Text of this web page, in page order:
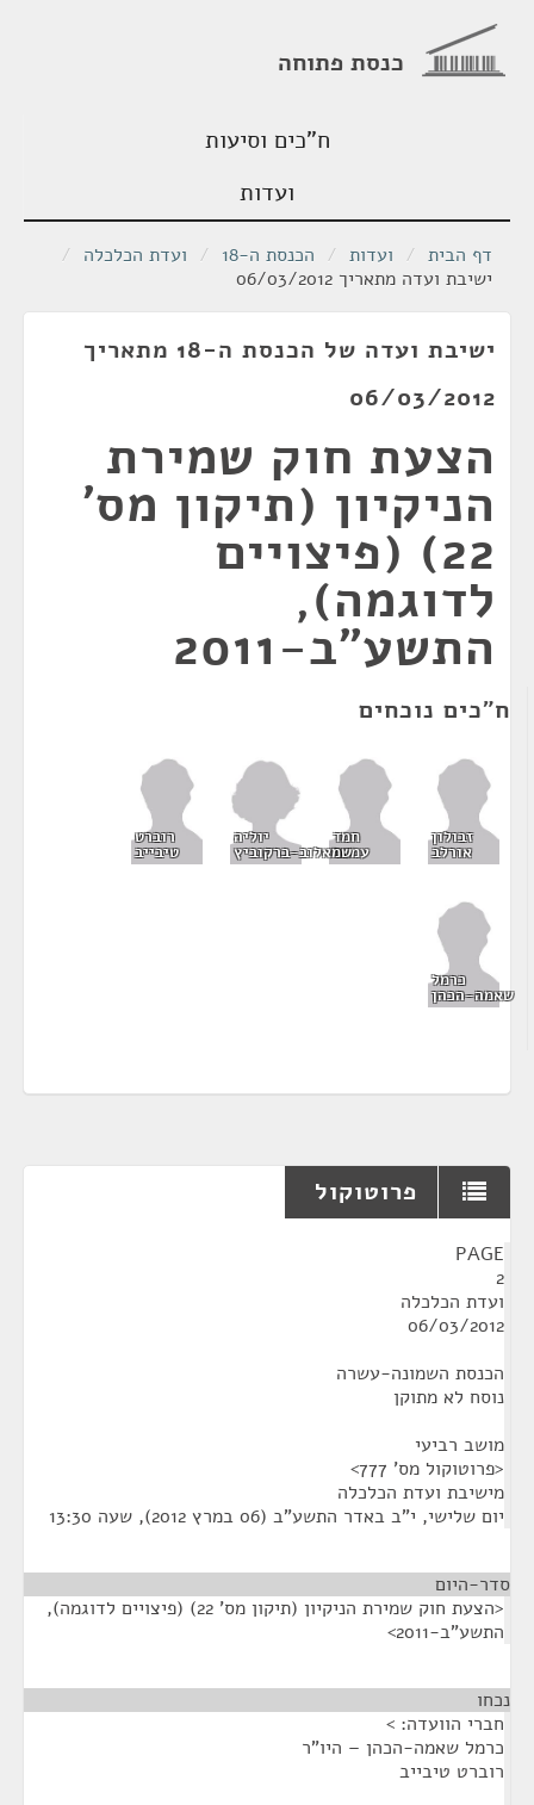
כנסת פתוחה
ח"כים וסיעות
ועדות
דף הבית / ועדות / הכנסת ה-18 / ועדת הכלכלה /
ישיבת ועדה מתאריך 06/03/2012
ישיבת ועדה של הכנסת ה-18 מתאריך
06/03/2012
הצעת חוק שמירת
הניקיון (תיקון מס'
22) (פיצויים
לדוגמה),
התשע"ב-2011
ח"כים נוכחים
זבולון
אורלב
חמד
עמאר
יוליה
שמאלוב-ברקוביץ
רוברט
טיבייב
כרמל
שאמה-הכהן
פרוטוקול
PAGE
2
ועדת הכלכלה
06/03/2012
הכנסת השמונה-עשרה
נוסח לא מתוקן
מושב רביעי
<פרוטוקול מס' 777>
מישיבת ועדת הכלכלה
יום שלישי, י"ב באדר התשע"ב (06 במרץ 2012), שעה 13:30
סדר-היום
<הצעת חוק שמירת הניקיון (תיקון מס' 22) (פיצויים לדוגמה),
התשע"ב-2011>
נכחו
חברי הוועדה: >
כרמל שאמה-הכהן – היו"ר
רוברט טיבייב